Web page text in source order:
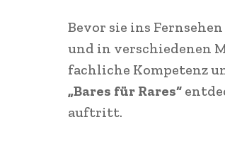
Bevor sie ins
und in verschiedenen
fachliche Kompetenz
„Bares für Rares“
auftritt.